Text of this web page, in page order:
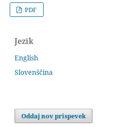
PDF
Jezik
English
Slovenščina
Oddaj nov prispevek